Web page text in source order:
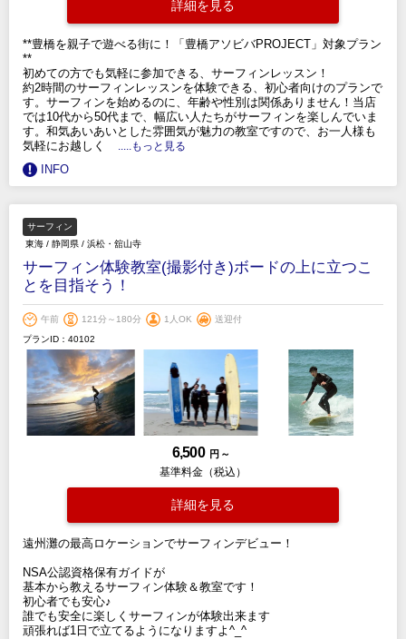
詳細を見る
**豊橋を親子で遊べる街に！「豊橋アソビバPROJECT」対象プラン
**
初めての方でも気軽に参加できる、サーフィンレッスン！
約2時間のサーフィンレッスンを体験できる、初心者向けのプランで
す。サーフィンを始めるのに、年齢や性別は関係ありません！当店
では10代から50代まで、幅広い人たちがサーフィンを楽しんでいま
す。和気あいあいとした雰囲気が魅力の教室ですので、お一人様も
気軽にお越しく
.....もっと見る
INFO
サーフィン
東海 / 静岡県 / 浜松・舘山寺
サーフィン体験教室(撮影付き)ボードの上に立つこ
とを目指そう！
午前 121分～180分 1人OK
送迎付
プランID：40102
6,500 円 ～
基準料金（税込）
詳細を見る
遠州灘の最高ロケーションでサーフィンデビュー！
NSA公認資格保有ガイドが
基本から教えるサーフィン体験＆教室です！
初心者でも安心♪
誰でも安全に楽しくサーフィンが体験出来ます
頑張れば1日で立てるようになりますよ^_^